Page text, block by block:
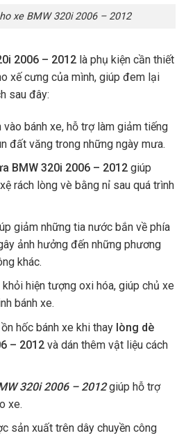
xe BMW 320i 2006 – 2012
2006 – 2012 là phụ kiện cần thiết
xế cưng của mình, giúp đem lại
sau đây:
vào bánh xe, hỗ trợ làm giảm tiếng
đất văng trong những ngày mưa.
BMW 320i 2006 – 2012 giúp
rách lòng vè bằng nỉ sau quá trình
giảm những tia nước bắn về phía
ảnh hưởng đến những phương
khác.
khỏi hiện tượng oxi hóa, giúp chủ xe
bánh xe.
hốc bánh xe khi thay lòng dè
– 2012 và dán thêm vật liệu cách
320i 2006 – 2012giúp hỗ trợ
xe.
sản xuất trên dây chuyền công